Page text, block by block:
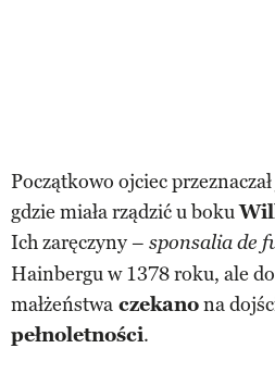
Początkowo ojciec
gdzie miała rządzić u boku
Ich zaręczyny – sponsalia de
Hainbergu w 1378 roku, ale
małżeństwa czekanona
pełnoletności.